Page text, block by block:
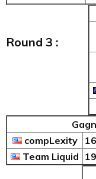
Round 3 :
compLexity
16
Team Liquid 19